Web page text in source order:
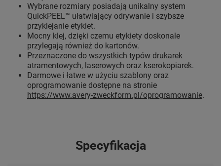
Wybrane rozmiary posiadają unikalny system
QuickPEEL™ ułatwiający odrywanie i szybsze
przyklejanie etykiet.
Mocny klej, dzięki czemu etykiety doskonale
przylegają również do kartonów.
Przeznaczone do wszystkich typów drukarek
atramentowych, laserowych oraz kserokopiarek.
Darmowe i łatwe w użyciu szablony oraz
oprogramowanie dostępne na stronie
https://www.avery-zweckform.pl/oprogramowanie.
Specyfikacja